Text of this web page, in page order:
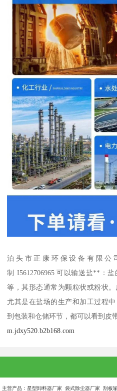
泊头市正康环保设备有限
制 I5612706965 可以输送盐**：
等，其形态通常为颗粒状或粉状
尤其是在盐场的生产和加工过程
到包装和仓储环节，都可以看到皮
m.jdxy520.b2b168.com
主营产品：星型卸料器厂家 袋式除尘器厂家 刮